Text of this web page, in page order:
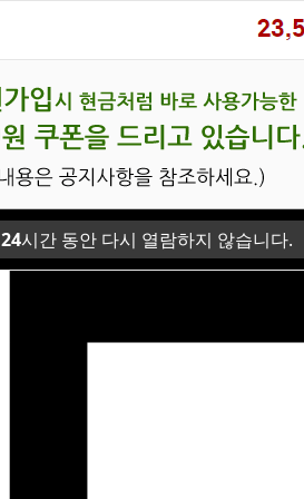
24시간 동안 다시 열람하지 않습니다.